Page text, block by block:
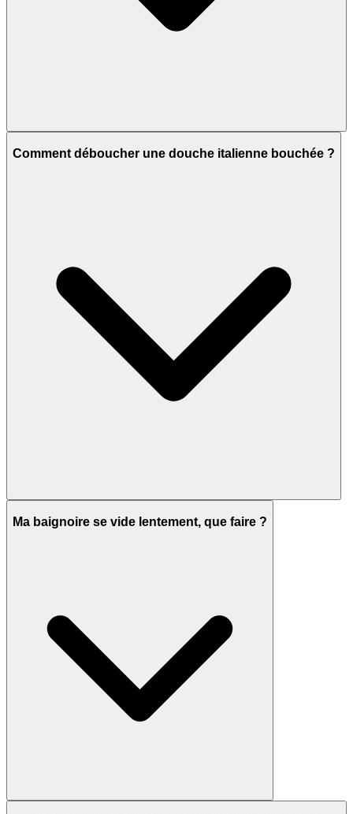
Comment déboucher une douche italienne bouchée ?
Ma baignoire se vide lentement, que faire ?